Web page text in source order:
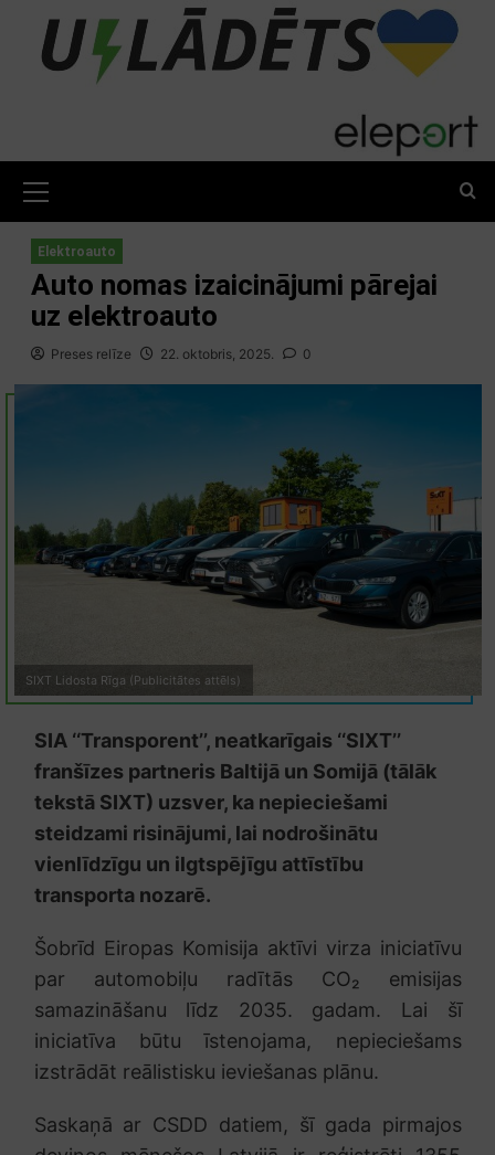
content
Menu
Elektroauto
Auto nomas izaicinājumi pārejai
uz elektroauto
Preses relīze 22. oktobris, 2025. 0
SIXT Lidosta Rīga (Publicitātes attēls)
SIA ‘‘Transporent’’, neatkarīgais ‘‘SIXT’’
franšīzes partneris Baltijā un Somijā (tālāk
tekstā SIXT) uzsver, ka nepieciešami
steidzami risinājumi, lai nodrošinātu
vienlīdzīgu un ilgtspējīgu attīstību
transporta nozarē.
Šobrīd Eiropas Komisija aktīvi virza iniciatīvu
par automobiļu radītās CO₂ emisijas
samazināšanu līdz 2035. gadam. Lai šī
iniciatīva būtu īstenojama, nepieciešams
izstrādāt reālistisku ieviešanas plānu.
Saskaņā ar CSDD datiem, šī gada pirmajos